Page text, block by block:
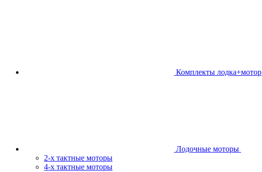
Комплекты лодка+мотор
Лодочные моторы
2-х тактные моторы
4-х тактные моторы